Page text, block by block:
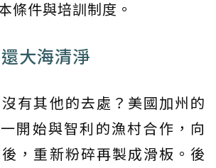
條件與培訓制度。
大海清淨
有其他的去處？美國加州的
開始與智利的漁村合作，向
，重新粉碎再製成滑板。後